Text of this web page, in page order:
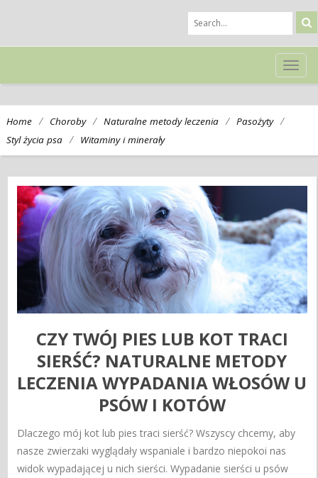
Home / Choroby / Naturalne metody leczenia / Pasożyty /
Styl życia psa / Witaminy i minerały
CZY TWÓJ PIES LUB KOT TRACI
SIERŚĆ? NATURALNE METODY
LECZENIA WYPADANIA WŁOSÓW U
PSÓW I KOTÓW
Dlaczego mój kot lub pies traci sierść? Wszyscy chcemy, aby
nasze zwierzaki wyglądały wspaniale i bardzo niepokoi nas
widok wypadającej u nich sierści. Wypadanie sierści u psów